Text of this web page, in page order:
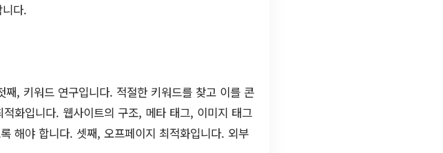
다.
, 키워드 연구입니다. 적절한 키워드를 찾고 이를 콘
화입니다. 웹사이트의 구조, 메타 태그, 이미지 태그
해야 합니다. 셋째, 오프페이지 최적화입니다. 외부